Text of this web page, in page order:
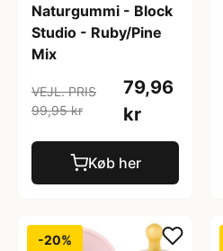
Naturgummi - Block
Studio - Ruby/Pine
Mix
VEJL. PRIS
99,95 kr
79,96
kr
Køb her
-20%